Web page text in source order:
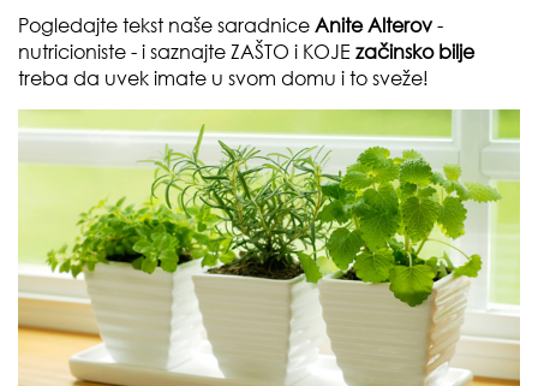
Pogledajte tekst naše saradnice Anite Alterov -
nutricioniste - i saznajte ZAŠTO i KOJE začinsko bilje
treba da uvek imate u svom domu i to sveže!